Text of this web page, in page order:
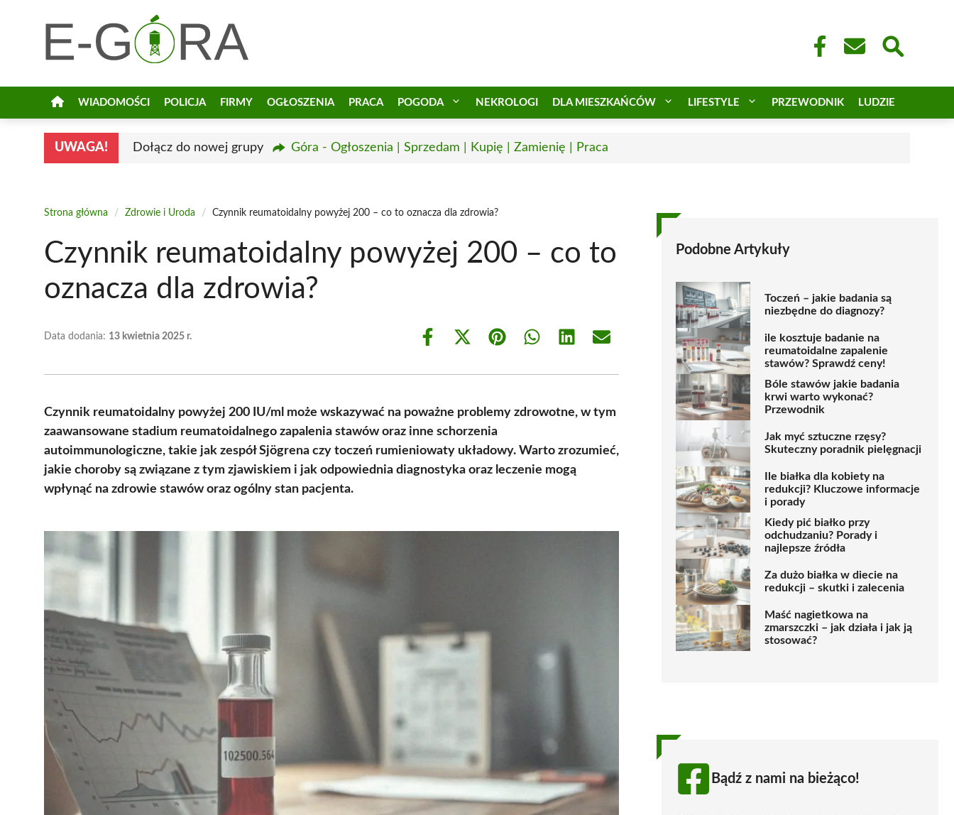
WIADOMOŚCI POLICJA FIRMY OGŁOSZENIA PRACA POGODA NEKROLOGI DLA MIESZKAŃCÓW LIFESTYLE PRZEWODNIK LUDZIE
UWAGA! Dołącz do nowej grupy Góra - Ogłoszenia | Sprzedam | Kupię | Zamienię | Praca
Strona główna / Zdrowie i Uroda / Czynnik reumatoidalny powyżej 200 – co to oznacza dla zdrowia?
Czynnik reumatoidalny powyżej 200 – co to
oznacza dla zdrowia?
Data dodania: 13 kwietnia 2025 r.
Share
Share
(Twitter)
Share Share Share Share
Czynnik reumatoidalny powyżej 200 IU/ml może wskazywać na poważne problemy zdrowotne, w tym
zaawansowane stadium reumatoidalnego zapalenia stawów oraz inne schorzenia
autoimmunologiczne, takie jak zespół Sjögrena czy toczeń rumieniowaty układowy. Warto zrozumieć,
jakie choroby są związane z tym zjawiskiem i jak odpowiednia diagnostyka oraz leczenie mogą
wpłynąć na zdrowie stawów oraz ogólny stan pacjenta.
Podobne Artykuły
Toczeń – jakie badania są
niezbędne do diagnozy?
ile kosztuje badanie na
reumatoidalne zapalenie
stawów? Sprawdź ceny!
Bóle stawów jakie badania
krwi warto wykonać?
Przewodnik
Jak myć sztuczne rzęsy?
Skuteczny poradnik pielęgnacji
Ile białka dla kobiety na
redukcji? Kluczowe informacje
i porady
Kiedy pić białko przy
odchudzaniu? Porady i
najlepsze źródła
Za dużo białka w diecie na
redukcji – skutki i zalecenia
Maść nagietkowa na
zmarszczki – jak działa i jak ją
stosować?
Bądź z nami na bieżąco!